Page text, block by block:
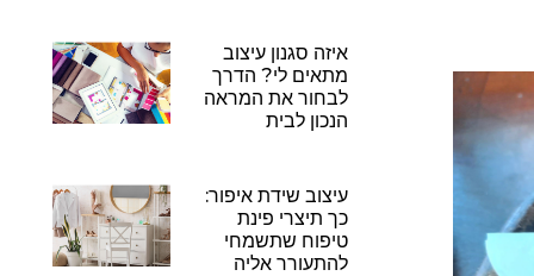
איזה סגנון עיצוב
מתאים לי? הדרך
לבחור את המראה
הנכון לבית
עיצוב שידת איפור:
כך תיצרי פינת
טיפוח שתשמחי
להתעורר אליה